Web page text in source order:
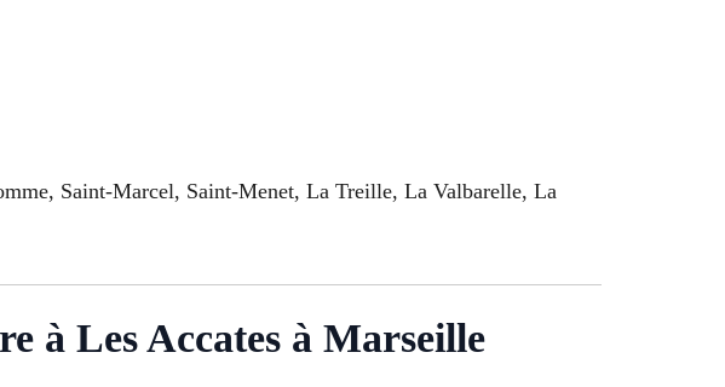
Saint-Marcel, Saint-Menet, La Treille, La Valbarelle, La
à Les Accates à Marseille